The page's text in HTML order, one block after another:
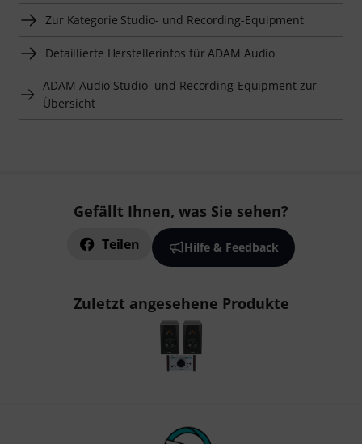
Zur Kategorie Studio- und Recording-Equipment
Detaillierte Herstellerinfos für ADAM Audio
ADAM Audio Studio- und Recording-Equipment zur
Übersicht
Gefällt Ihnen, was Sie sehen?
Teilen Hilfe & Feedback
Zuletzt angesehene Produkte